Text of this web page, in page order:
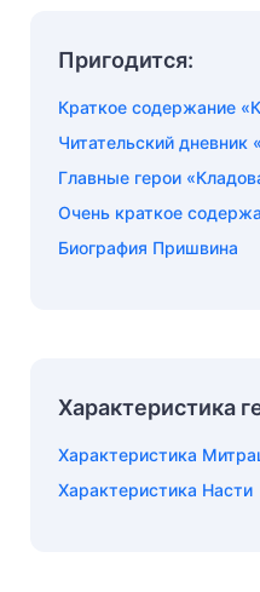
Пригодится:
Краткое содержание
Читательский дневник
Главные герои
Очень краткое
Биография Пришвина
Характеристика
Характеристика
Характеристика Насти